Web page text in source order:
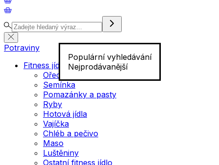
Populární vyhledávání
Nejprodávanější
Potraviny
Fitness jídlo
Ořechy
Semínka
Pomazánky a pasty
Ryby
Hotová jídla
Vajíčka
Chléb a pečivo
Maso
Luštěniny
Ostatní fitness jídlo